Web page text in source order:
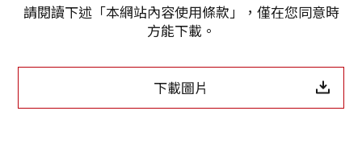
請閱讀下述「本網站內容使用條款」，僅在您同意時
方能下載。
下載圖片